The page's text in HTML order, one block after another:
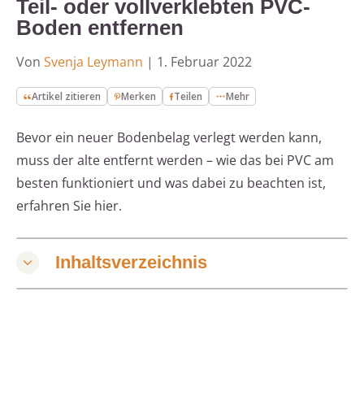
Teil- oder vollverklebten PVC-
Boden entfernen
Von Svenja Leymann | 1. Februar 2022
Artikel zitieren Merken Teilen Mehr
Bevor ein neuer Bodenbelag verlegt werden kann,
muss der alte entfernt werden – wie das bei PVC am
besten funktioniert und was dabei zu beachten ist,
erfahren Sie hier.
Inhaltsverzeichnis